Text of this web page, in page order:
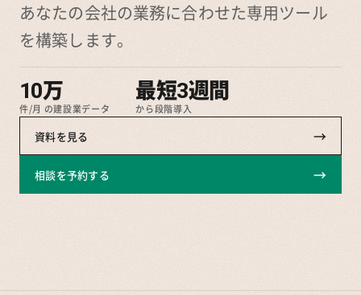
あなたの会社の業務に合わせた専用ツール
を構築します。
10万
件/月 の建設業データ
最短3週間
から段階導入
資料を見る →
相談を予約する →